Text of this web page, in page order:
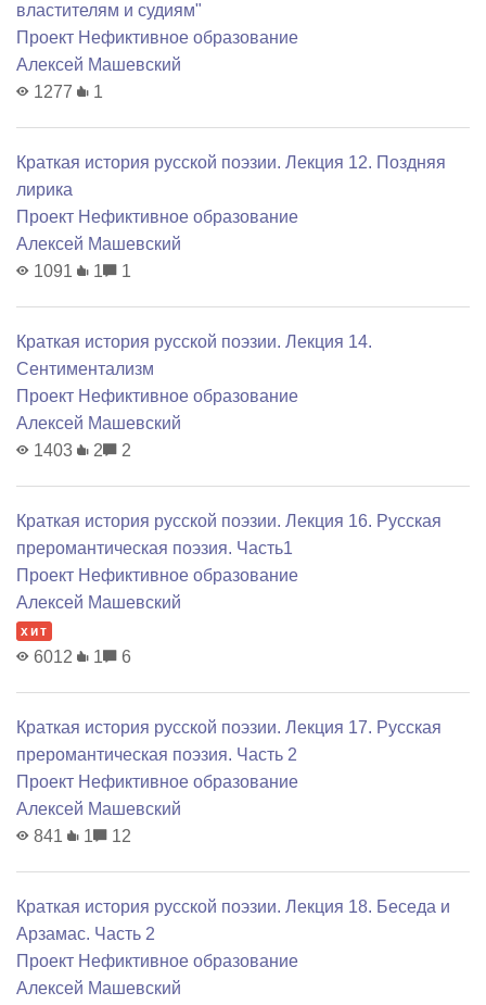
властителям и судиям"
Проект Нефиктивное образование
Алексей Машевский
1277
1
Краткая история русской поэзии. Лекция 12. Поздняя
лирика
Проект Нефиктивное образование
Алексей Машевский
1091
1 1
Краткая история русской поэзии. Лекция 14.
Сентиментализм
Проект Нефиктивное образование
Алексей Машевский
1403
2 2
Краткая история русской поэзии. Лекция 16. Русская
преромантическая поэзия. Часть1
Проект Нефиктивное образование
Алексей Машевский
хит
6012 1 6
Краткая история русской поэзии. Лекция 17. Русская
преромантическая поэзия. Часть 2
Проект Нефиктивное образование
Алексей Машевский
841
1 12
Краткая история русской поэзии. Лекция 18. Беседа и
Арзамас. Часть 2
Проект Нефиктивное образование
Алексей Машевский